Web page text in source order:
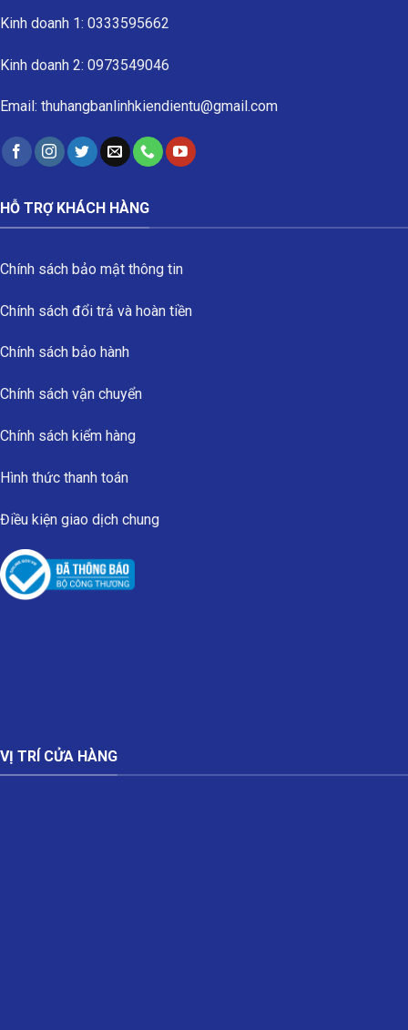
Kinh doanh 1: 0333595662
Kinh doanh 2: 0973549046
Email: thuhangbanlinhkiendientu@gmail.com
HỖ TRỢ KHÁCH HÀNG
Chính sách bảo mật thông tin
Chính sách đổi trả và hoàn tiền
Chính sách bảo hành
Chính sách vận chuyển
Chính sách kiểm hàng
Hình thức thanh toán
Điều kiện giao dịch chung
VỊ TRÍ CỬA HÀNG